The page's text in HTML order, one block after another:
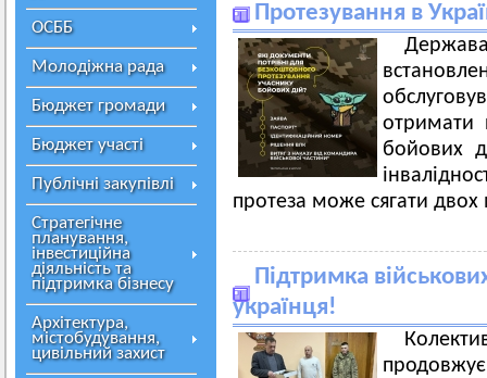
ОСББ
Молодіжна рада
Бюджет громади
Бюджет участі
Публічні закупівлі
Стратегічне
планування,
інвестиційна
діяльність та
підтримка бізнесу
Архітектура,
містобудування,
цивільний захист
Протезування в
отримати
бойових
протеза може сягати двох
Підтримка
українця!